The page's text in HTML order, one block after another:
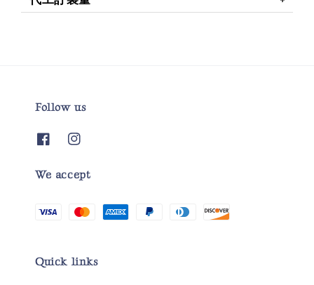
Follow us
We accept
Quick links